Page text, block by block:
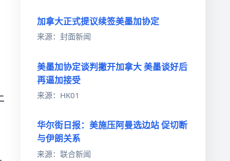
加拿大正式提议续签美墨加协定
来源：封面新闻
美墨加协定谈判撇开加拿大 美墨谈好后
再逼加接受
来源：HK01
华尔街日报：美施压阿曼选边站 促切断
与伊朗关系
来源：联合新闻